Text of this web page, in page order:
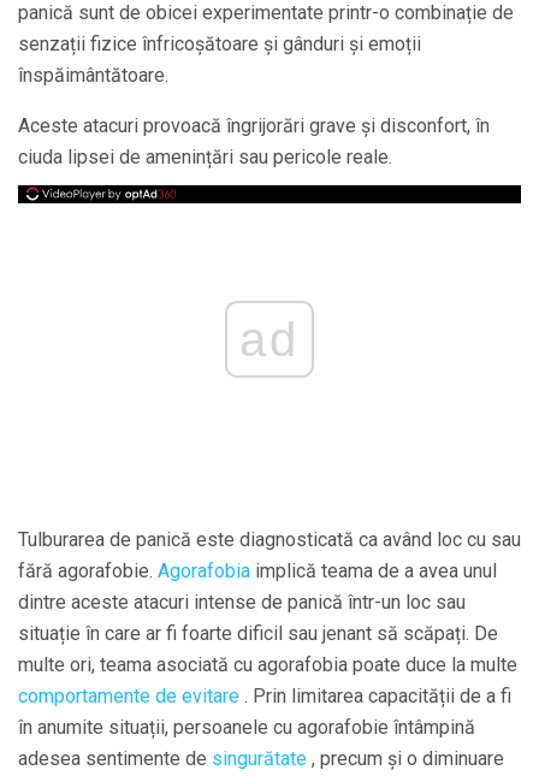
panică sunt de obicei experimentate printr-o combinație de
senzații fizice înfricoșătoare și gânduri și emoții
înspăimântătoare.
Aceste atacuri provoacă îngrijorări grave și disconfort, în
ciuda lipsei de amenințări sau pericole reale.
ad
Tulburarea de panică este diagnosticată ca având loc cu sau
fără agorafobie. Agorafobia implică teama de a avea unul
dintre aceste atacuri intense de panică într-un loc sau
situație în care ar fi foarte dificil sau jenant să scăpați. De
multe ori, teama asociată cu agorafobia poate duce la multe
comportamente de evitare . Prin limitarea capacității de a fi
în anumite situații, persoanele cu agorafobie întâmpină
adesea sentimente de singurătate , precum și o diminuare